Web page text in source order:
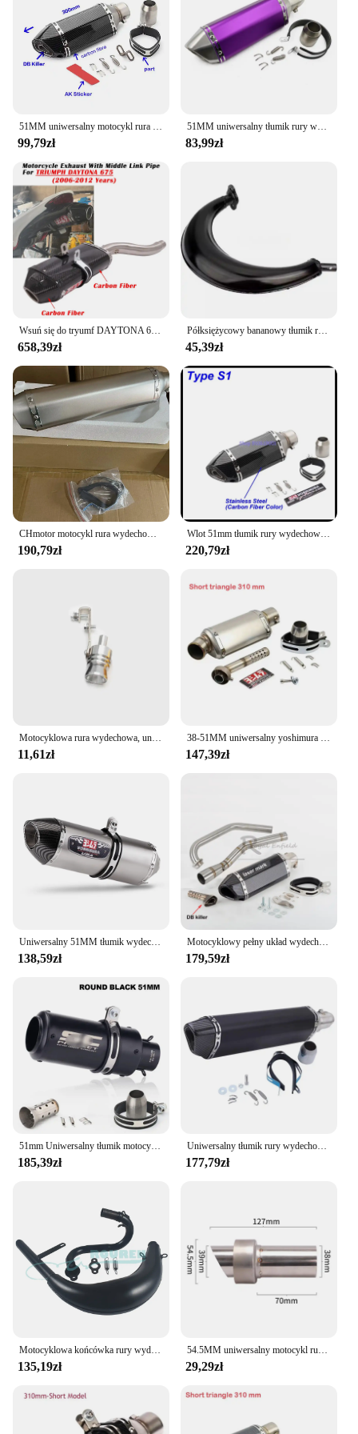
99,79zł
51MM uniwersalny tłumik rury wydechowej motocykla DB zabójca pitbike ucieczka moto motocross piaggio cafe racer trk PCX 125 502 TMAX
83,99zł
658,39zł
Półksiężycowy bananowy tłumik rury ze stopu stali do 2-suwowych silników 49cc 60cc 66cc 80cc rower z napędem
45,39zł
CHmotor motocykl rura wydechowa tłumik tłumik ucieczka Moto DB zabójca dla YAMAHA SUZUKI KAWASAKI HONDA
190,79zł
Wlot 51mm tłumik rury wydechowej motocykla Yoshimura ucieczka Moto uniwersalny dla GSR 600 750 GSXR 1000 1300 PCX TMAX KTM ER6N itp
220,79zł
Motocyklowa rura wydechowa, uniwersalny gwizdek wydechowy turbiny, zmodyfikowany z symulatorem dźwięku wydechowego, echosonda rury samochodowej
11,61zł
38-51MM uniwersalny yoshimura motocyklowy tłumik wydechowy ucieczka do BMW Yamaha Kawasaki
147,39zł
Uniwersalny 51MM tłumik wydechowy motocykla yoshimura R77 dla MT09 MT07 R3 ZX4R ZX6R Z400 CBR500 150CC
138,59zł
Motocyklowy pełny układ wydechowy Zmodyfikowana rura łącząca środkowa Slip On do YAMAHA YZF-R15 R5 MT-15 MT 15 V3 2008-2019
179,59zł
51mm Uniwersalny tłumik motocyklowy SC z tłumikiem ze stali z DB Killer do Z800 Z900 R3 R25 CBR600 S1000RR MT07 MT09
185,39zł
Uniwersalny tłumik rury wydechowej motocykla 470mm tłumik ucieczka Moto DB zabójca dla YAMAHA SUZUKI KAWASAKI HONDA
177,79zł
Motocyklowa końcówka rury wydechowej Banana Silnik gazowy Zakrzywiony do motocykla 50 80cc 2-suwowy Tłumik Pit Dirt Bike Zmodyfikowane części do skuterów
135,19zł
54.5MM uniwersalny motocykl rura wydechowa tłumik ucieczka Moto tłumik hałasu ze stali nierdzewnej DB zabójca dźwięk dla YAMAHA dla BMW
29,29zł